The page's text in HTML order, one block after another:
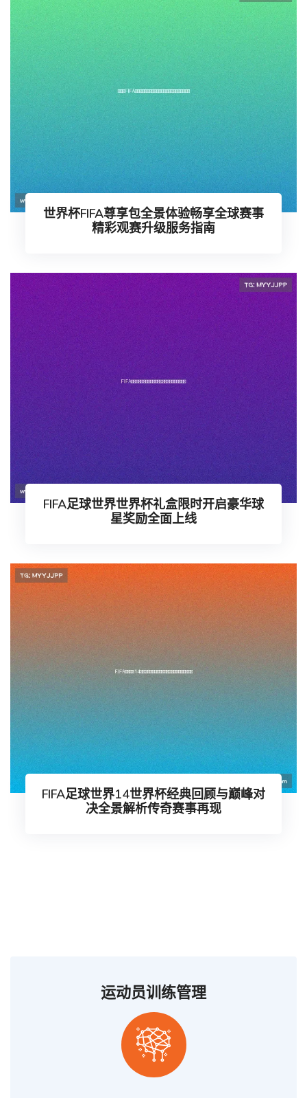
世界杯FIFA尊享包全景体验畅享全球赛事
精彩观赛升级服务指南
FIFA足球世界世界杯礼盒限时开启豪华球
星奖励全面上线
FIFA足球世界14世界杯经典回顾与巅峰对
决全景解析传奇赛事再现
运动员训练管理